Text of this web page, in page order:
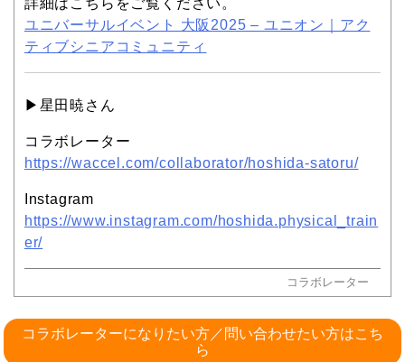
ユニバーサルイベント 大阪2025 – ユニオン｜アク
ティブシニアコミュニティ
▶︎星田暁さん
コラボレーター
https://waccel.com/collaborator/hoshida-satoru/
Instagram
https://www.instagram.com/hoshida.physical_train
er/
コラボレーター
コラボレーターになりたい方／問い合わせたい方はこち
ら